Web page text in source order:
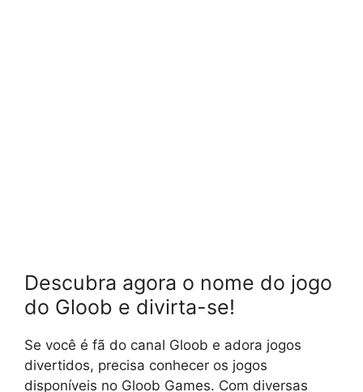
Descubra agora o nome do jogo
do Gloob e divirta-se!
Se você é fã do canal Gloob e adora jogos
divertidos, precisa conhecer os jogos
disponíveis no Gloob Games. Com diversas